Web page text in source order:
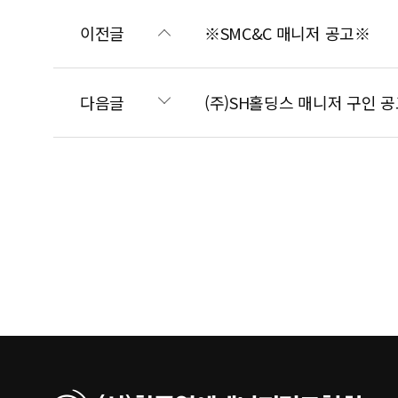
이전글 ※SMC&C 매니저 공고※
다음글 (주)SH홀딩스 매니저 구인